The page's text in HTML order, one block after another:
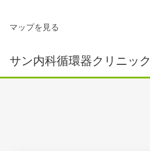
マップを見る
サン内科循環器クリニック